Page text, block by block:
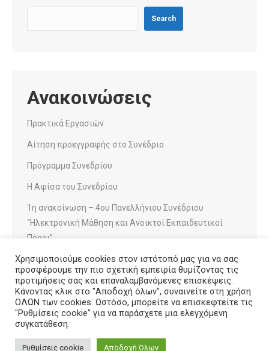
Search
Ανακοινώσεις
Πρακτικά Εργασιών
Αίτηση προεγγραφής στο Συνέδριο
Πρόγραμμα Συνεδρίου
Η Αφίσα του Συνεδρίου
1η ανακοίνωση – 4ου Πανελλήνιου Συνέδριου
“Ηλεκτρονική Μάθηση και Ανοικτοί Εκπαιδευτικοί
Πόροι”
Χρησιμοποιούμε cookies στον ιστότοπό μας για να σας
προσφέρουμε την πιο σχετική εμπειρία θυμίζοντας τις
προτιμήσεις σας και επαναλαμβανόμενες επισκέψεις.
Κάνοντας κλικ στο "Αποδοχή όλων", συναινείτε στη χρήση
ΟΛΩΝ των cookies. Ωστόσο, μπορείτε να επισκεφτείτε τις
"Ρυθμίσεις cookie" για να παράσχετε μια ελεγχόμενη
συγκατάθεση.
Ρυθμίσεις cookie Αποδοχή Όλων